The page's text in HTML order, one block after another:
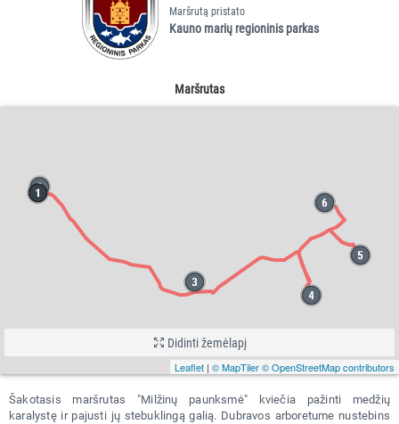
Maršrutas
Leaflet | © MapTiler© OpenStreetMap contributors
Didinti žemėlapį
Šakotasis maršrutas "Milžinų paunksmė" kviečia pažinti medžių
karalystę ir pajusti jų stebuklingą galią. Dubravos arboretume nustebins
Maršrutą pristato
Kauno marių regioninis parkas